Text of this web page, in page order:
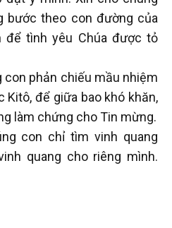
bước theo con đường của
để tình yêu Chúa được tỏ
phản chiếu mầu nhiệm
để giữa bao khó khăn,
làm chứng cho Tin mừng.
con chỉ tìm vinh quang
quang cho riêng mình.